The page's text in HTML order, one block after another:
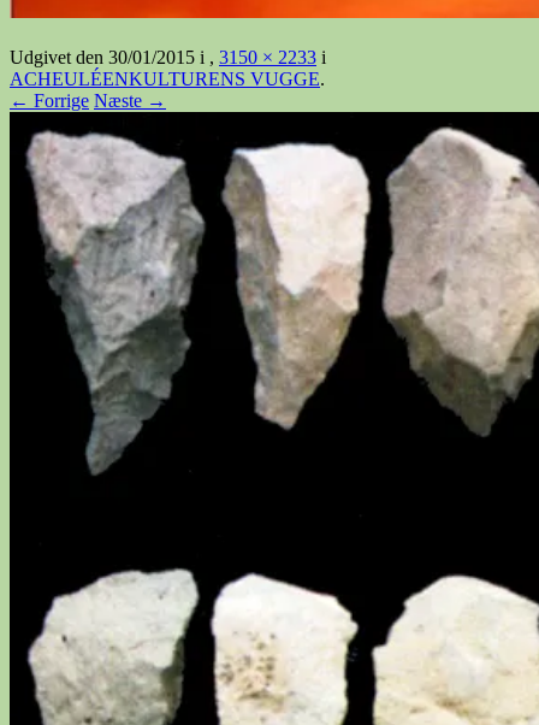
Udgivet den 30/01/2015 i , 3150 × 2233 i
ACHEULÉENKULTURENS VUGGE.
← Forrige Næste →